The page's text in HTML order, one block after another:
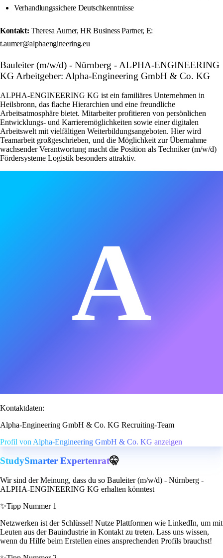
Verhandlungssichere Deutschkenntnisse
Kontakt: Theresa Aumer, HR Business Partner, E:
t.aumer@alphaengineering.eu
Bauleiter (m/w/d) - Nürnberg - ALPHA-ENGINEERING
KG Arbeitgeber: Alpha-Engineering GmbH & Co. KG
ALPHA-ENGINEERING KG ist ein familiäres Unternehmen in
Heilsbronn, das flache Hierarchien und eine freundliche
Arbeitsatmosphäre bietet. Mitarbeiter profitieren von persönlichen
Entwicklungs- und Karrieremöglichkeiten sowie einer digitalen
Arbeitswelt mit vielfältigen Weiterbildungsangeboten. Hier wird
Teamarbeit großgeschrieben, und die Möglichkeit zur Übernahme
wachsender Verantwortung macht die Position als Techniker (m/w/d)
Fördersysteme Logistik besonders attraktiv.
A
Kontaktdaten:
Alpha-Engineering GmbH & Co. KG Recruiting-Team
Profil von Alpha-Engineering GmbH & Co. KG anzeigen
StudySmarter Expertenrat🤫
Wir sind der Meinung, dass du so Bauleiter (m/w/d) - Nürnberg -
ALPHA-ENGINEERING KG erhalten könntest
✨Tipp Nummer 1
Netzwerken ist der Schlüssel! Nutze Plattformen wie LinkedIn, um mit
Leuten aus der Bauindustrie in Kontakt zu treten. Lass uns wissen,
wenn du Hilfe beim Erstellen eines ansprechenden Profils brauchst!